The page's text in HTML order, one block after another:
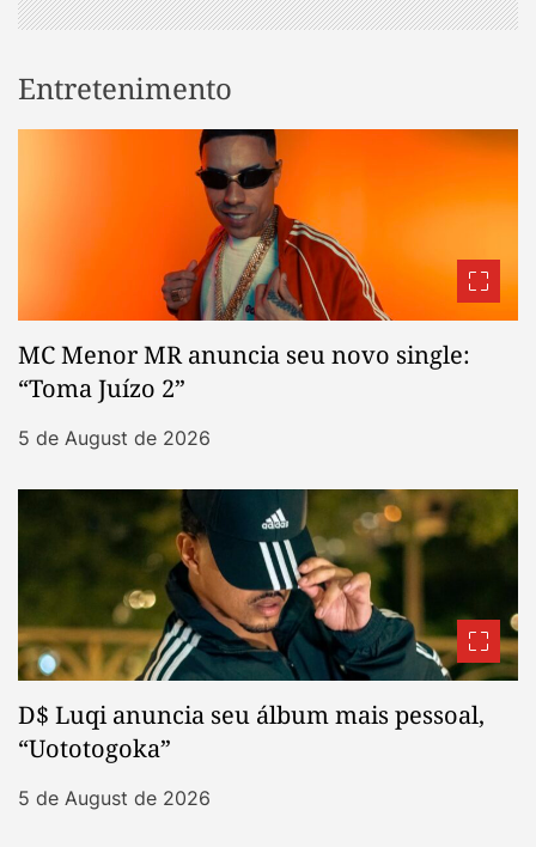
Entretenimento
MC Menor MR anuncia seu novo single:
“Toma Juízo 2”
5 de August de 2026
D$ Luqi anuncia seu álbum mais pessoal,
“Uototogoka”
5 de August de 2026